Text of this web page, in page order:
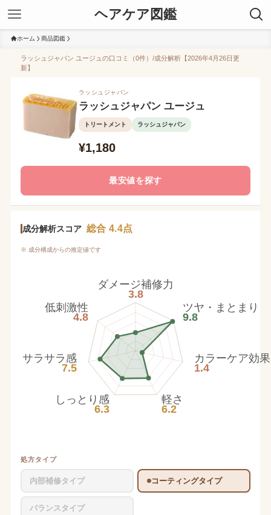
ヘアケア図鑑
ホーム 商品図鑑
ラッシュジャパン ユージュの口コミ（0件）/成分解析【2026年4月26日更
新】
ラッシュジャパン
ラッシュジャパン ユージュ
トリートメント ラッシュジャパン
¥1,180
最安値を探す
成分解析スコア 総合 4.4点
※ 成分構成からの推定値です
ダメージ補修力
3.8
ツヤ・まとまり
9.8
カラーケア効果
1.4
軽さ
6.2
しっとり感
6.3
サラサラ感
7.5
低刺激性
4.8
処方タイプ
内部補修タイプ コーティングタイプ
バランスタイプ